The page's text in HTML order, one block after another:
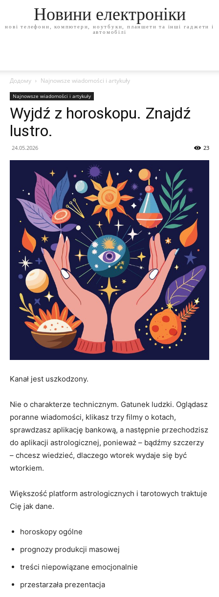
Новини електроніки
нові телефони, компютери, ноутбуки, планшети та інші гаджети і
автомобілі
Додому Najnowsze wiadomości i artykuły
Najnowsze wiadomości i artykuły
Wyjdź z horoskopu. Znajdź
lustro.
24.05.2026 23
Kanał jest uszkodzony.
Nie o charakterze technicznym. Gatunek ludzki. Oglądasz
poranne wiadomości, klikasz trzy filmy o kotach,
sprawdzasz aplikację bankową, a następnie przechodzisz
do aplikacji astrologicznej, ponieważ – bądźmy szczerzy
– chcesz wiedzieć, dlaczego wtorek wydaje się być
wtorkiem.
Większość platform astrologicznych i tarotowych traktuje
Cię jak dane.
horoskopy ogólne
prognozy produkcji masowej
treści niepowiązane emocjonalnie
przestarzała prezentacja